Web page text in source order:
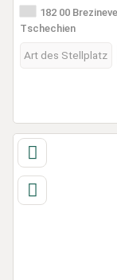
182 00
Tschechien
Art des Stellplatz